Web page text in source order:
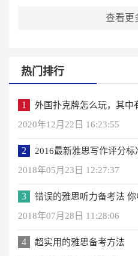
查看更
热门排行
1
外国扑克牌怎么玩，其中
2020年12月22日 16:23:55
2
2016最新雅思写作评分标
2018年05月23日 12:27:37
3
错误的雅思听力备考法 你
2018年07月28日 11:28:06
4
超实用的雅思备考方法